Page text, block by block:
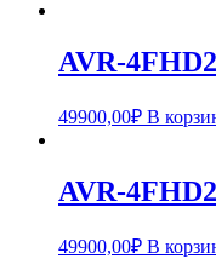
AVR-
49900,00₽ В
AVR-
49900,00₽ В